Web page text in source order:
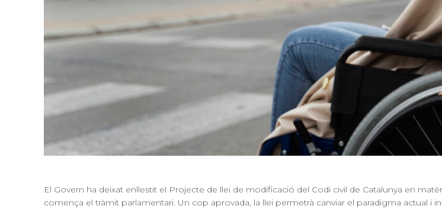
El Govern ha deixat enllestit el Projecte de llei de modificació del Codi civil de Catalunya en
comença el tràmit parlamentari. Un cop aprovada, la llei permetrà canviar el paradigma actual i